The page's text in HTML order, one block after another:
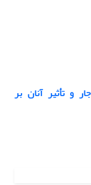
و تأثیر آنان بر